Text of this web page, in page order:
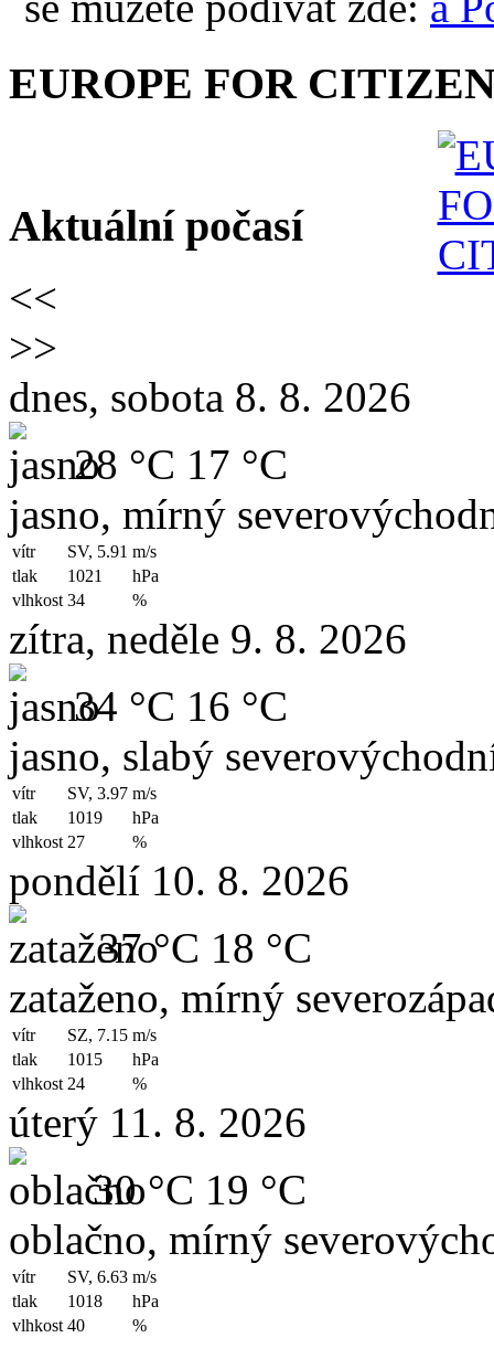
EUROPE FOR
Aktuální počasí
<<
>>
dnes, sobota 8. 8. 2026
28 °C 17 °C
jasno, mírný
vítr SV, 5.91 m/s
tlak
1021
hPa
vlhkost 34 %
zítra, neděle 9. 8. 2026
34 °C 16 °C
jasno, slabý
vítr SV, 3.97 m/s
tlak
1019
hPa
vlhkost 27 %
pondělí 10. 8. 2026
37 °C 18 °C
zataženo, mírný
vítr SZ, 7.15 m/s
tlak
1015
hPa
vlhkost 24 %
úterý 11. 8. 2026
30 °C 19 °C
oblačno, mírný
vítr SV, 6.63 m/s
tlak
1018
hPa
vlhkost 40 %